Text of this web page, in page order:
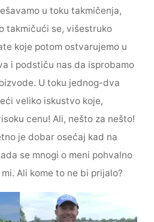
u toku takmičenja,
takmičući se, višestruko
koje potom ostvarujemo u
i podstiču nas da isprobamo
U toku jednog-dva
veliko iskustvo koje,
cenu! Ali, nešto za nešto!
je dobar osećaj kad na
se mnogi o meni pohvalno
Ali kome to ne bi prijalo?